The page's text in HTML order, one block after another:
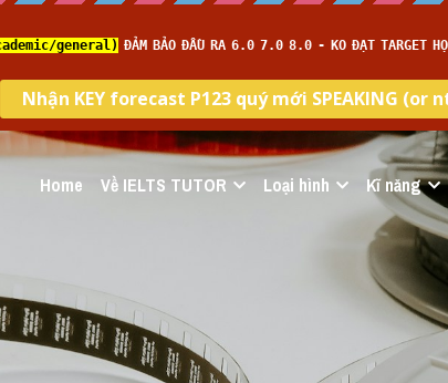
Home Về IELTS TUTOR Loại hình Kĩ năng